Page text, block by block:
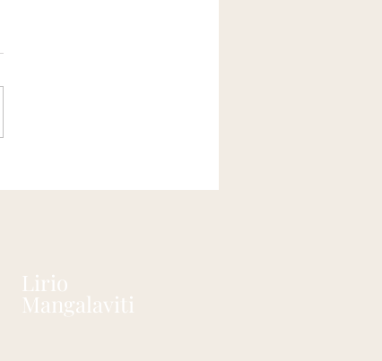
Lirio
Mangalaviti